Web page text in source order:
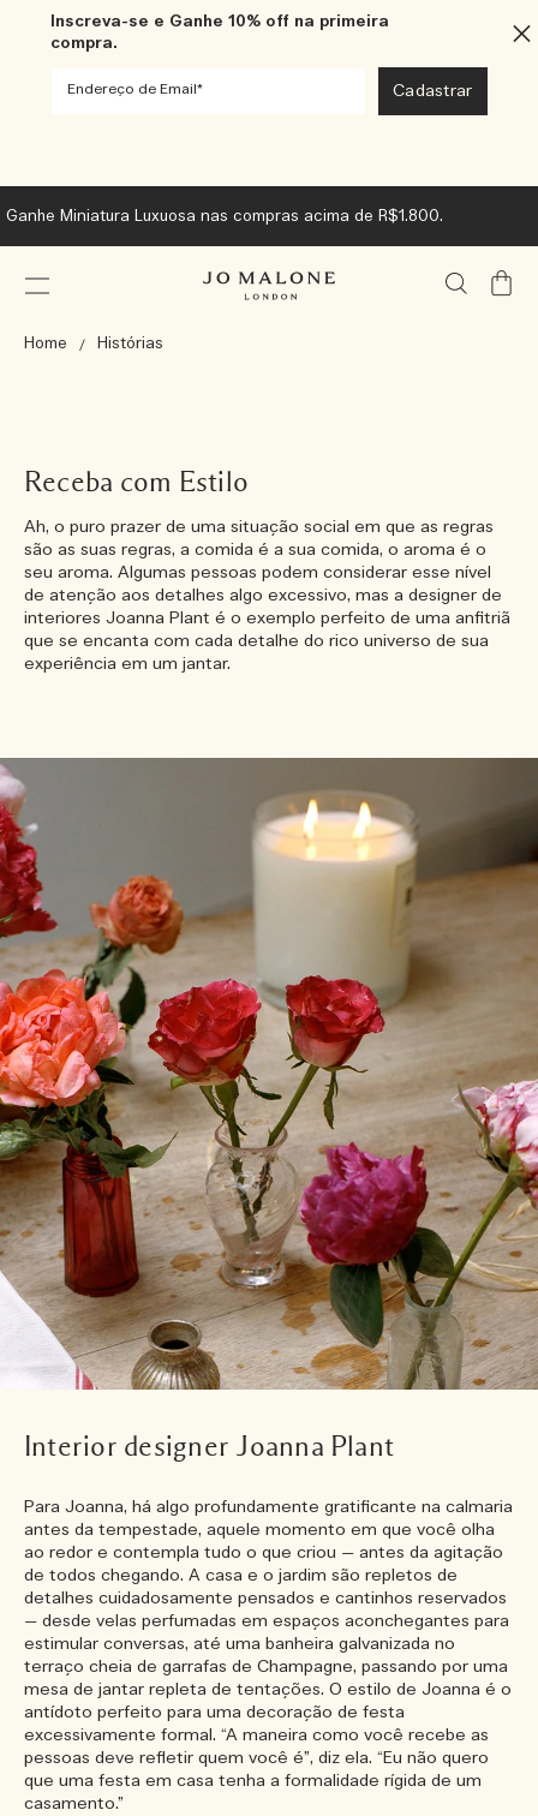
Inscreva-se e Ganhe 10% off na primeira
compra.
Ganhe Miniatura Luxuosa nas compras acima de R$1.800.
Meu
Home
Histórias
Receba com Estilo
Ah, o puro prazer de uma situação social em que as regras
são as suas regras, a comida é a sua comida, o aroma é o
seu aroma. Algumas pessoas podem considerar esse nível
de atenção aos detalhes algo excessivo, mas a designer de
interiores Joanna Plant é o exemplo perfeito de uma anfitriã
que se encanta com cada detalhe do rico universo de sua
experiência em um jantar.
Interior designer Joanna Plant
Para Joanna, há algo profundamente gratificante na calmaria
antes da tempestade, aquele momento em que você olha
ao redor e contempla tudo o que criou — antes da agitação
de todos chegando. A casa e o jardim são repletos de
detalhes cuidadosamente pensados e cantinhos reservados
— desde velas perfumadas em espaços aconchegantes para
estimular conversas, até uma banheira galvanizada no
terraço cheia de garrafas de Champagne, passando por uma
mesa de jantar repleta de tentações. O estilo de Joanna é o
antídoto perfeito para uma decoração de festa
excessivamente formal. “A maneira como você recebe as
pessoas deve refletir quem você é”, diz ela. “Eu não quero
que uma festa em casa tenha a formalidade rígida de um
casamento.”